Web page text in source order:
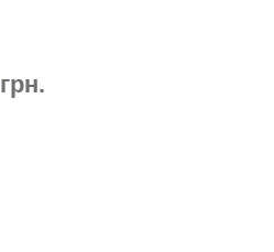
грн.